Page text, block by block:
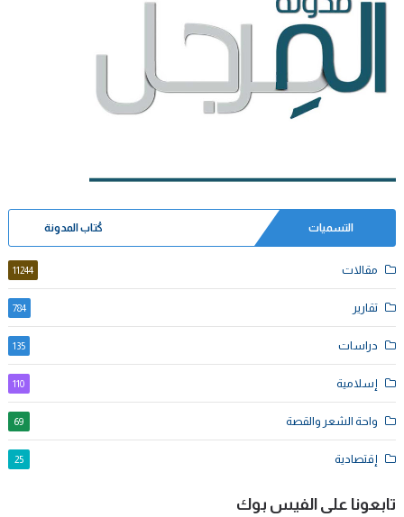
التسميات كُتاب المدونة
مقالات 11244
تقارير 784
دراسات 135
إسلامية 110
واحة الشعر والقصة 69
إقتصادية 25
تابعونا على الفيس بوك